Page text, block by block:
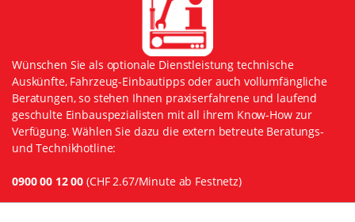
Wünschen Sie als optionale Dienstleistung technische
Auskünfte, Fahrzeug-Einbautipps oder auch vollumfängliche
Beratungen, so stehen Ihnen praxiserfahrene und laufend
geschulte Einbauspezialisten mit all ihrem Know-How zur
Verfügung. Wählen Sie dazu die extern betreute Beratungs-
und Technikhotline:
0900 00 12 00 (CHF 2.67/Minute ab Festnetz)